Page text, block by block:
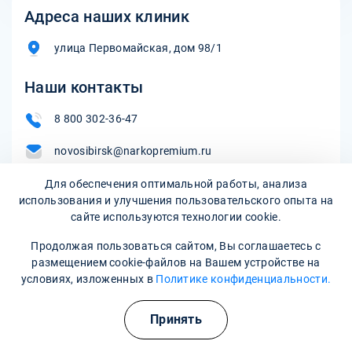
Адреса наших клиник
улица Первомайская, дом 98/1
Наши контакты
8 800 302-36-47
novosibirsk@narkopremium.ru
Записаться на прием
Для обеспечения оптимальной работы, анализа
использования и улучшения пользовательского опыта на
сайте используются технологии cookie.
Продолжая пользоваться сайтом, Вы соглашаетесь с
размещением cookie-файлов на Вашем устройстве на
условиях, изложенных в Политике конфиденциальности.
Принять